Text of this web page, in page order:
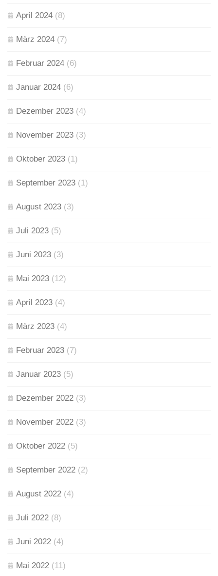
April 2024 (8)
März 2024 (7)
Februar 2024 (6)
Januar 2024 (6)
Dezember 2023 (4)
November 2023 (3)
Oktober 2023 (1)
September 2023 (1)
August 2023 (3)
Juli 2023 (5)
Juni 2023 (3)
Mai 2023 (12)
April 2023 (4)
März 2023 (4)
Februar 2023 (7)
Januar 2023 (5)
Dezember 2022 (3)
November 2022 (3)
Oktober 2022 (5)
September 2022 (2)
August 2022 (4)
Juli 2022 (8)
Juni 2022 (4)
Mai 2022 (11)